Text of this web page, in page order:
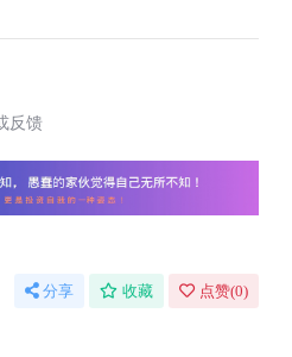
反馈
分享 收藏 点赞(0)